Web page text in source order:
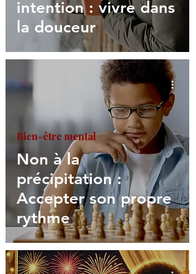
intention : vivre dans
la douceur
Non à la
précipitation :
Accepter son propre
rythme
Bien-être mental